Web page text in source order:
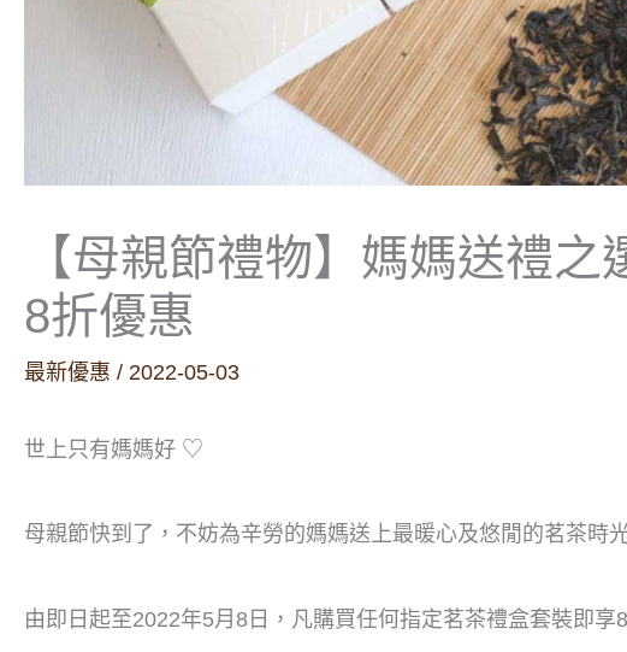
【母親節禮物】媽媽送禮之
8折優惠
最新優惠 / 2022-05-03
世上只有媽媽好 ♡
母親節快到了，不妨為辛勞的媽媽送上最暖心及悠閒的茗茶時
由即日起至2022年5月8日，凡購買任何指定茗茶禮盒套裝即享8